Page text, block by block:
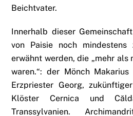
Beichtvater.
Innerhalb dieser
von Paisie noch mindestens
erwähnt werden, die „mehr als
waren.“: der Mönch
Erzpriester Georg,
Klöster Cernica und
Transsylvanien.